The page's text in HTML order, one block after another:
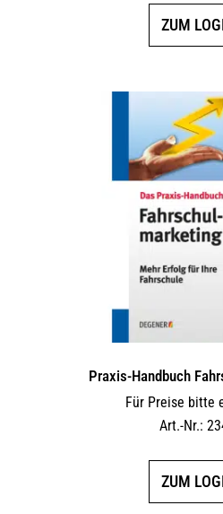
ZUM
Praxis-Handbuch
Für Preise bitte
Art.-Nr.:
ZUM